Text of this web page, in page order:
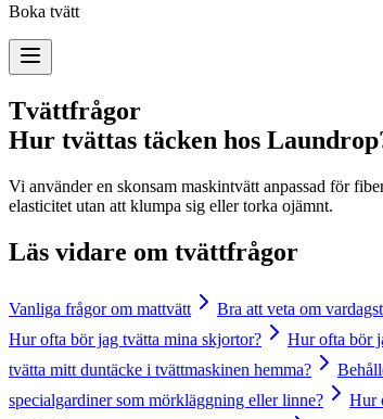
Boka tvätt
Tvättfrågor
Hur tvättas täcken hos
Vi använder en skonsam maskintvätt anpassad för
elasticitet utan att klumpa sig eller torka ojämnt.
Läs vidare om tvättfrågor
Vanliga frågor om mattvätt Bra att veta om
Hur ofta bör jag tvätta mina skjortor?
Hur ofta bör
tvätta mitt duntäcke i tvättmaskinen hemma?
specialgardiner som mörkläggning eller linne?
Hur